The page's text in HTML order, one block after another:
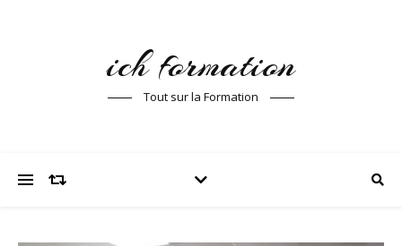
ich formation
Tout sur la Formation